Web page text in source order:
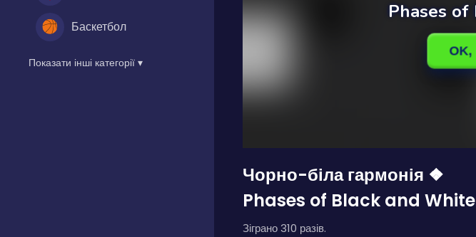
Баскетбол
Показати інші категорії ▾
Чорно-біла гармонія ❖
Phases of Black and White
Зіграно 310 разів.